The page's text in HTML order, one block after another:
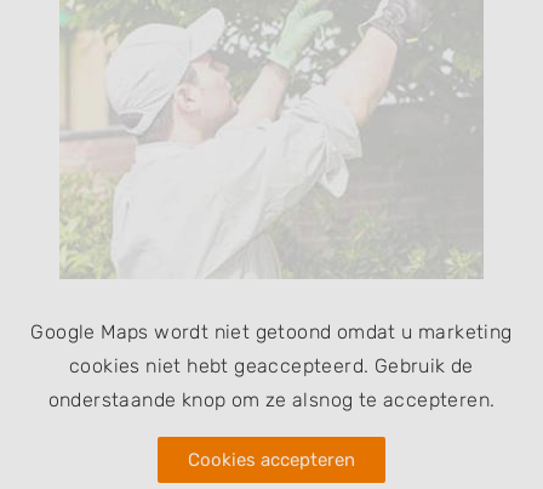
Google Maps wordt niet getoond omdat u marketing
cookies niet hebt geaccepteerd. Gebruik de
onderstaande knop om ze alsnog te accepteren.
Cookies accepteren